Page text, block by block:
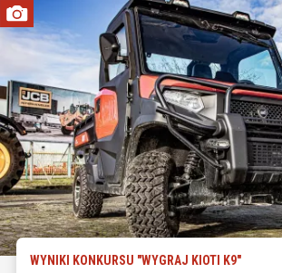
WYNIKI KONKURSU "WYGRAJ KIOTI K9"